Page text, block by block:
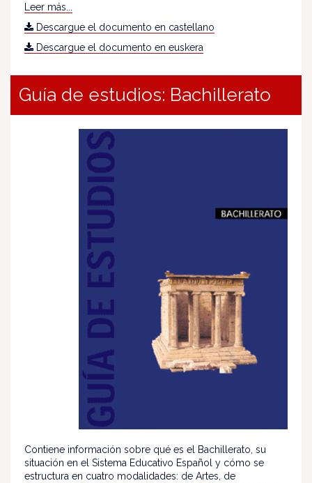
Leer más...
Descargue el documento en castellano
Descargue el documento en euskera
Guía de estudios: Bachillerato
Contiene información sobre qué es el Bachillerato, su
situación en el Sistema Educativo Español y cómo se
estructura en cuatro modalidades: de Artes, de